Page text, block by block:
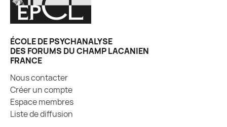
ÉCOLE DE PSYCHANALYSE
DES FORUMS DU CHAMP LACANIEN
FRANCE
Nous contacter
Créer un compte
Espace membres
Liste de diffusion